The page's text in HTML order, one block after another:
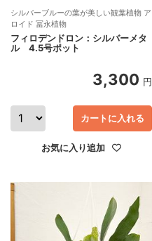
シルバーブルーの葉が美しい観葉植物 ア
ロイド 冨永植物
フィロデンドロン：シルバーメタ
ル 4.5号ポット
3,300 円
カートに入れる
お気に入り追加